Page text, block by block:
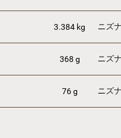
3.384 kg ニズ
368 g ニズ
76 g ニズ